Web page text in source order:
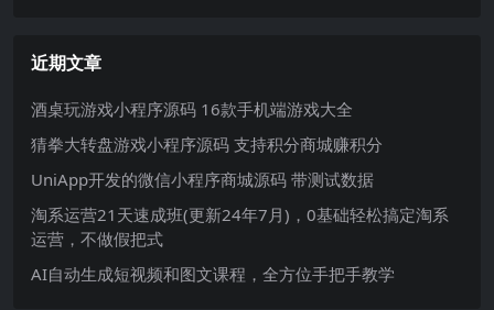
近期文章
酒桌玩游戏小程序源码 16款手机端游戏大全
猜拳大转盘游戏小程序源码 支持积分商城赚积分
UniApp开发的微信小程序商城源码 带测试数据
淘系运营21天速成班(更新24年7月)，0基础轻松搞定淘系
运营，不做假把式
AI自动生成短视频和图文课程，全方位手把手教学